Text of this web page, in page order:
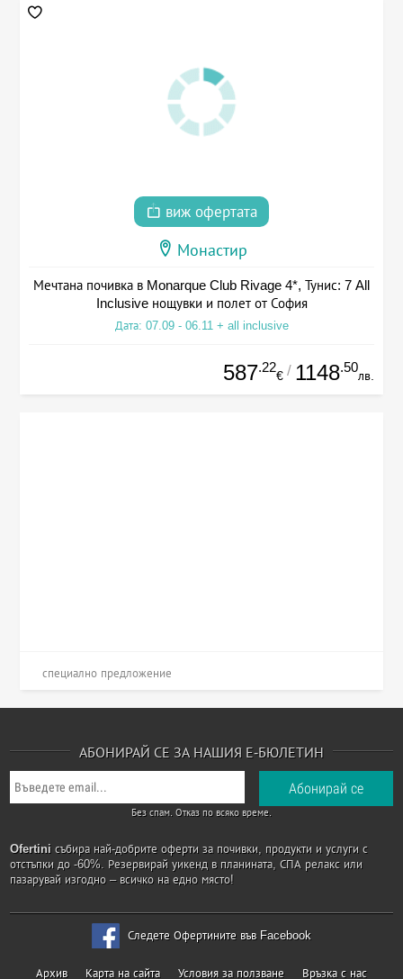
виж офертата
Монастир
Мечтана почивка в Monarque Club Rivage 4*, Тунис: 7 All
Inclusive нощувки и полет от София
Дата: 07.09 - 06.11 + all inclusive
587.22
€ / 1148.50
лв.
специално предложение
АБОНИРАЙ СЕ ЗА НАШИЯ Е-БЮЛЕТИН
Без спам. Отказ по всяко време.
Ofertini събира най-добрите оферти за почивки, продукти и услуги с
отстъпки до -60%. Резервирай уикенд в планината, СПА релакс или
пазарувай изгодно – всичко на едно място!
Следете Офертините във Facebook
Архив Карта на сайта Условия за ползване Връзка с нас